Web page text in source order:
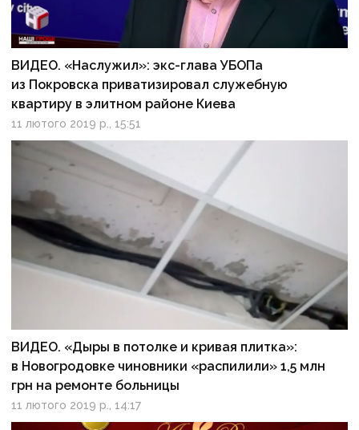
ВИДЕО. «Наслужил»: экс-глава УБОПа
из Покровска приватизировал служебную
квартиру в элитном районе Киева
11 лютого 2019 р., 15:51
ВИДЕО. «Дыры в потолке и кривая плитка»:
в Новогродовке чиновники «распилили» 1,5 млн
грн на ремонте больницы
11 лютого 2019 р., 14:17